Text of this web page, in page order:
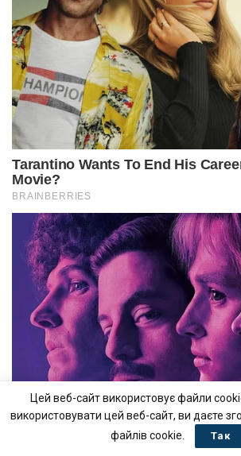
Цей веб-сайт використовує файли
використовувати цей веб-сайт, ви даєте
файлів cookie.
Так